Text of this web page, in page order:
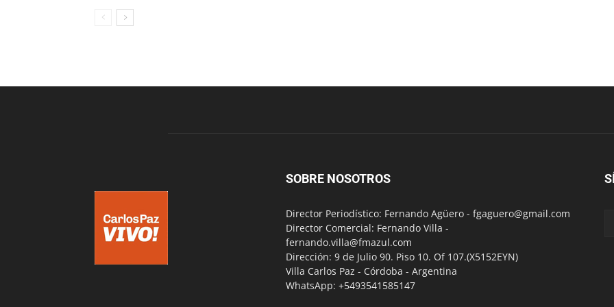
SOBRE NOSOTROS
Director Periodístico: Fernando Agüero - fgaguero@gmail.com
Director Comercial: Fernando Villa -
fernando.villa@fmazul.com
Dirección: 9 de Julio 90. Piso 10. Of 107.(X5152EYN)
Villa Carlos Paz - Córdoba - Argentina
WhatsApp: +5493541585147